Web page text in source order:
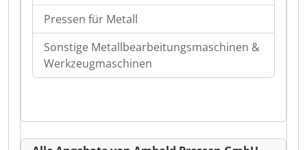
Pressen für Metall
Sonstige Metallbearbeitungsmaschinen &
Werkzeugmaschinen